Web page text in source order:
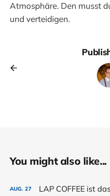
Atmosphäre. Den musst
und verteidigen.
You might also like...
AUG. 27